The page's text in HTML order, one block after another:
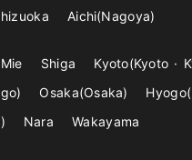
hizuoka
Aichi Nagoya
Mie Shiga Kyoto Kyoto
go
Osaka Osaka Hyogo
Nara
Wakayama